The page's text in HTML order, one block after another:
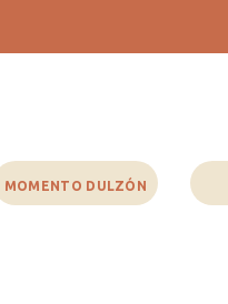
MOMENTO DULZÓN